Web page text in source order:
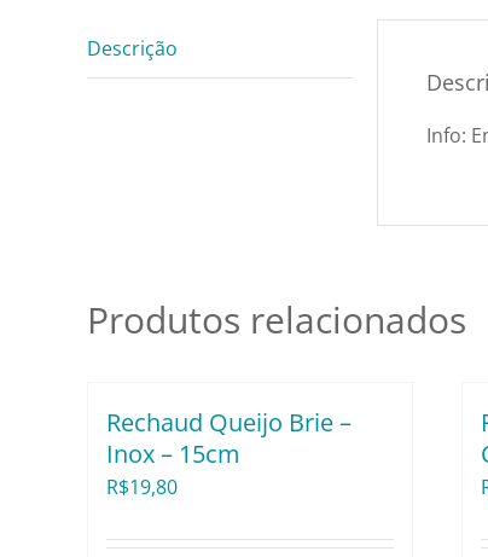
Descrição
Info:
Produtos relacionados
Rechaud Queijo Brie –
Inox – 15cm
R$19,80